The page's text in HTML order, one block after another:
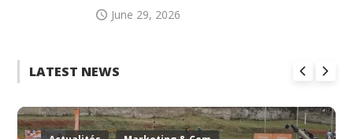
June 29, 2026
LATEST NEWS